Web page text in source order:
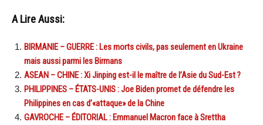
A Lire Aussi:
BIRMANIE – GUERRE : Les morts civils, pas seulement en Ukraine
mais aussi parmi les Birmans
ASEAN – CHINE : Xi Jinping est-il le maître de l’Asie du Sud-Est ?
PHILIPPINES – ÉTATS-UNIS : Joe Biden promet de défendre les
Philippines en cas d’«attaque» de la Chine
GAVROCHE – ÉDITORIAL : Emmanuel Macron face à Srettha